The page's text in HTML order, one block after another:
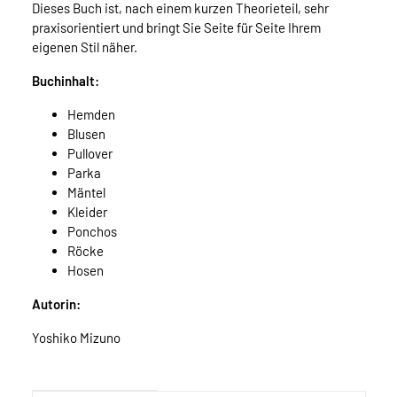
Dieses Buch ist, nach einem kurzen Theorieteil, sehr
praxisorientiert und bringt Sie Seite für Seite Ihrem
eigenen Stil näher.
Buchinhalt:
Hemden
Blusen
Pullover
Parka
Mäntel
Kleider
Ponchos
Röcke
Hosen
Autorin:
Yoshiko Mizuno